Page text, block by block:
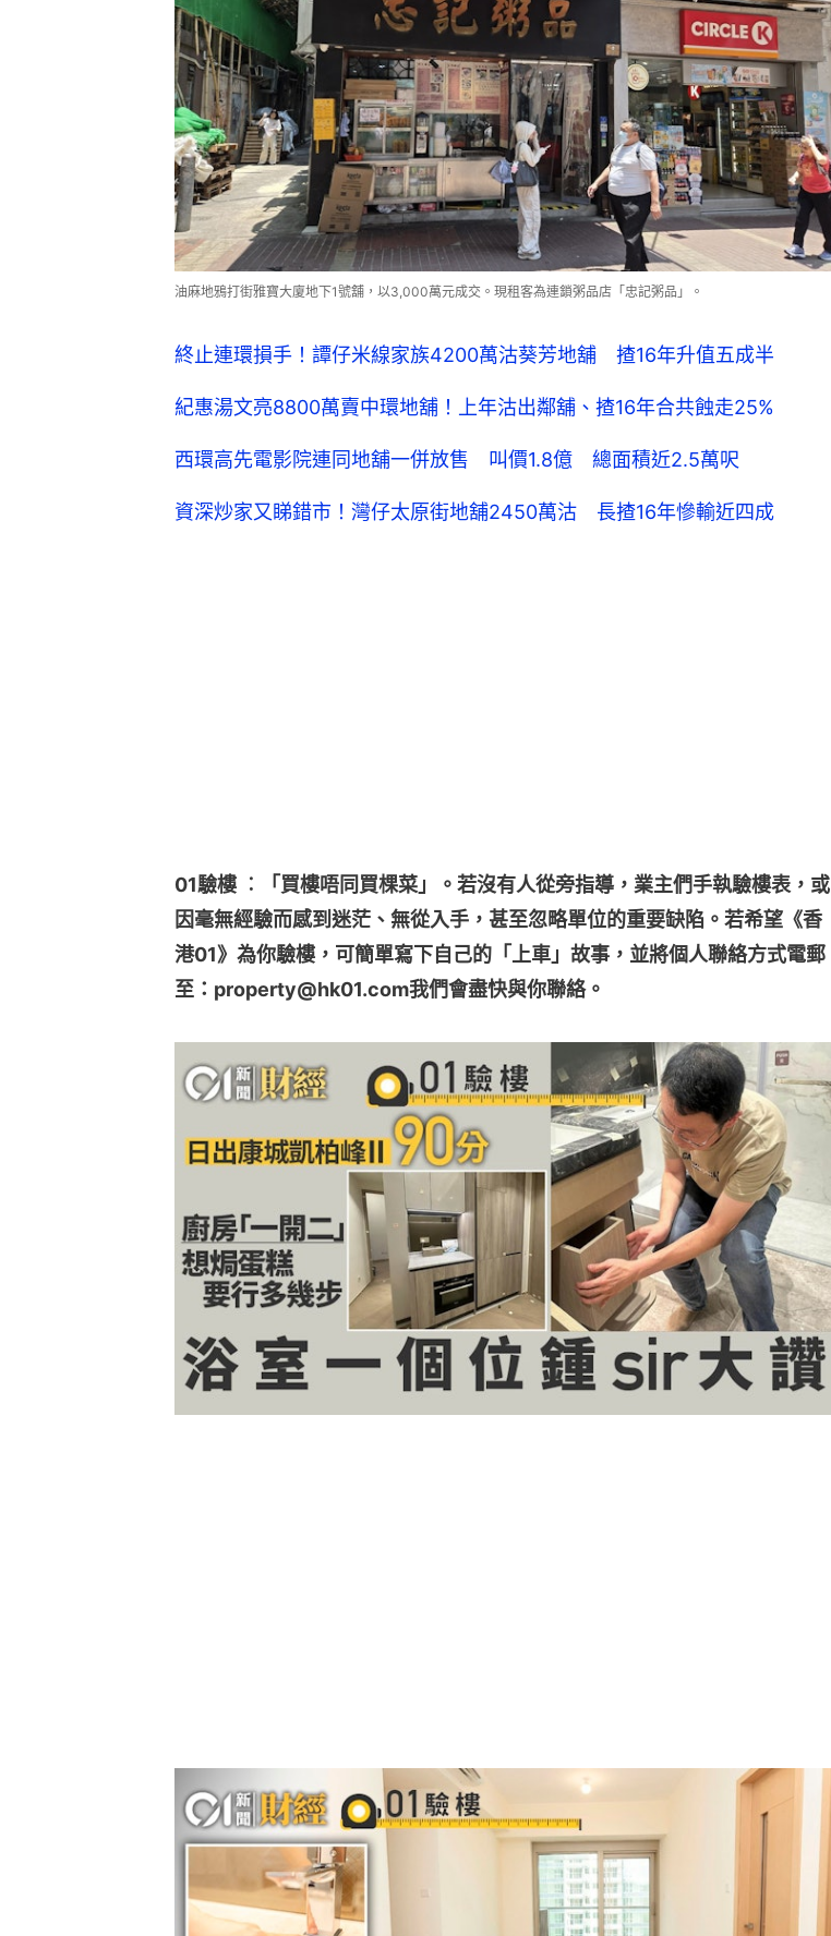
油麻地鴉打街雅寶大廈地下1號舖，以3,000萬元成交。現租客為連鎖粥品店「忠記粥品」。
終止連環損手！譚仔米線家族4200萬沽葵芳地舖 揸16年升值五成半
紀惠湯文亮8800萬賣中環地舖！上年沽出鄰舖、揸16年合共蝕走25%
西環高先電影院連同地舖一併放售 叫價1.8億 總面積近2.5萬呎
資深炒家又睇錯市！灣仔太原街地舖2450萬沽 長揸16年慘輸近四成
01驗樓 ︰「買樓唔同買棵菜」。若沒有人從旁指導，業主們手執驗樓表，或
因毫無經驗而感到迷茫、無從入手，甚至忽略單位的重要缺陷。若希望《香
港01》為你驗樓，可簡單寫下自己的「上車」故事，並將個人聯絡方式電郵
至：property@hk01.com我們會盡快與你聯絡。